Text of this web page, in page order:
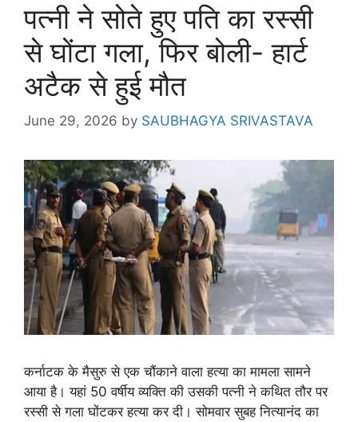
पत्नी ने सोते हुए पति का रस्सी
से घोंटा गला, फिर बोली- हार्ट
अटैक से हुई मौत
June 29, 2026 by SAUBHAGYA SRIVASTAVA
कर्नाटक के मैसुरु से एक चौंकाने वाला हत्या का मामला सामने
आया है। यहां 50 वर्षीय व्यक्ति की उसकी पत्नी ने कथित तौर पर
रस्सी से गला घोंटकर हत्या कर दी। सोमवार सुबह नित्यानंद का